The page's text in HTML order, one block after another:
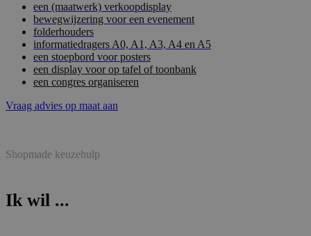
een (maatwerk) verkoopdisplay
bewegwijzering voor een evenement
folderhouders
informatiedragers A0, A1, A3, A4 en A5
een stoepbord voor posters
een display voor op tafel of toonbank
een congres organiseren
Vraag advies op maat aan
Shopmade keuzehulp
Ik wil ...